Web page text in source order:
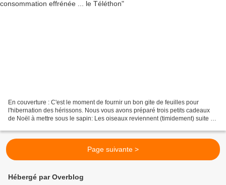
En couverture : C'est le moment de fournir un bon gite de feuilles pour
l'hibernation des hérissons. Nous vous avons préparé trois petits cadeaux
de Noël à mettre sous le sapin: Les oiseaux reviennent (timidement) suite à
Page suivante >
Hébergé par Overblog